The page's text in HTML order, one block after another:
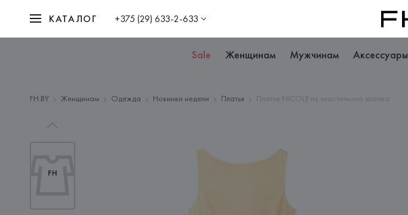
КАТАЛОГ +375 (29) 633-2-633
Sale Женщинам Мужчинам Аксессуары
FH.BY Женщинам Одежда Новинки недели Платья Платье NICOLE из эластичного хлопка